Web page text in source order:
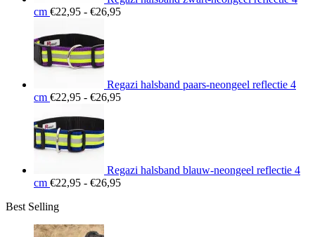
cm €22,95 - €26,95Prijsklasse:
Regazi halsband paars-neongeel reflectie 4
cm €22,95 - €26,95Prijsklasse:
Regazi halsband blauw-neongeel reflectie 4
cm €22,95 - €26,95Prijsklasse:
Best Selling